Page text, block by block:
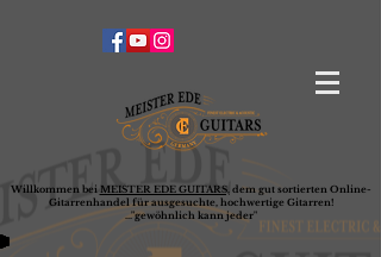
Willkommen bei MEISTER EDE GUITARS,dem gut sortierten Online-
Gitarrenhandel für ausgesuchte, hochwertige Gitarren!
..."gewöhnlich kann jeder"